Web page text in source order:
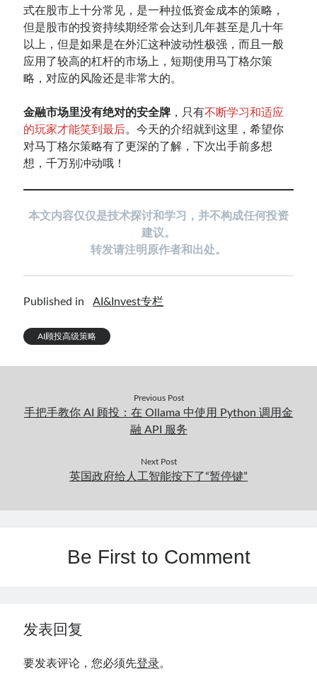
式在股市上十分常见，是一种拉低资金成本的策略，
但是股市的投资持续期经常会达到几年甚至是几十年
以上，但是如果是在外汇这种波动性极强，而且一般
应用了较高的杠杆的市场上，短期使用马丁格尔策
略，对应的风险还是非常大的。
金融市场里没有绝对的安全牌 ，只有不断学习和适应
的玩家才能笑到最后。今天的介绍就到这里，希望你
对马丁格尔策略有了更深的了解，下次出手前多想
想，千万别冲动哦！
本文内容仅仅是技术探讨和学习，并不构成任何投资
建议。
转发请注明原作者和出处。
Published in AI&Invest专栏
AI顾投高级策略
Previous Post
手把手教你 AI 顾投：在 Ollama 中使用 Python 调用金
融 API 服务
Next Post
英国政府给人工智能按下了“暂停键”
Be First to Comment
发表回复
要发表评论，您必须先登录。